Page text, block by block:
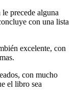
precede alguna
con una lista
excelente, con
con mucho
el libro sea